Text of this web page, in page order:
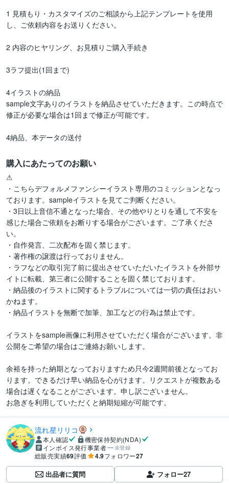
1 見積もり・カスタマイズのご相談から上記テンプレートを使用
し、ご依頼内容をお送りください。
2 内容のヒヤリング、お見積りご購入手続き
3ラフ提出(1回まで)
4イラストの納品
sample文字ありのイラストを納品させていただきます。この時点で
修正が必要な場合は1回まで修正が可能です。
購入にあたってのお願い
⚠
・こちらデフォルメファンシーイラスト専用のコミッションとなっ
ております。sampleイラストを見てご判断ください。
・3日以上音信不通となった場合、その他やりとりを通して不安を
感じた場合ご依頼をお断りする場合がございます。ご了承くださ
い。
・自作発言、二次配布を固く禁じます。
・著作権の譲渡は行っておりません。
・ラフなどの取引完了前に提出させていただいたイラストを外部サ
イトに転載、第三者に公開することを固く禁じております。
・納品後のイラストに関するトラブルについては一切の責任はおい
かねます。
・納品イラストを無断で加筆、加工などの行為は禁止です。
イラストをsample画像に利用させていただく場合がございます。非
公開をご希望の場合はご連絡お願いします。
余裕を持った納期となっておりますため只今2週間前後となってお
ります。できるだけ早い納品を心がけます。リクエストが複数ある
場合は遅くなることがございます。申し訳ございません。
流れ星リリコ
本人確認
機密保持契約(NDA)
インボイス発行事業者
未登録
総販売実績69評価 4.9フォロワー27
出品者に質問 フォロー27